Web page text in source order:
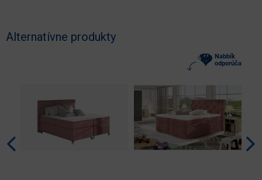
Alternatívne produkty
Nabbík
odporúča